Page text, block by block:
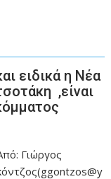
ειδικά η Νέα
,είναι
Γιώργος